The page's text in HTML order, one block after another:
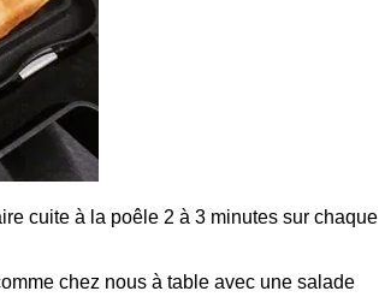
cuite à la poêle 2 à 3 minutes sur chaque
chez nous à table avec une salade